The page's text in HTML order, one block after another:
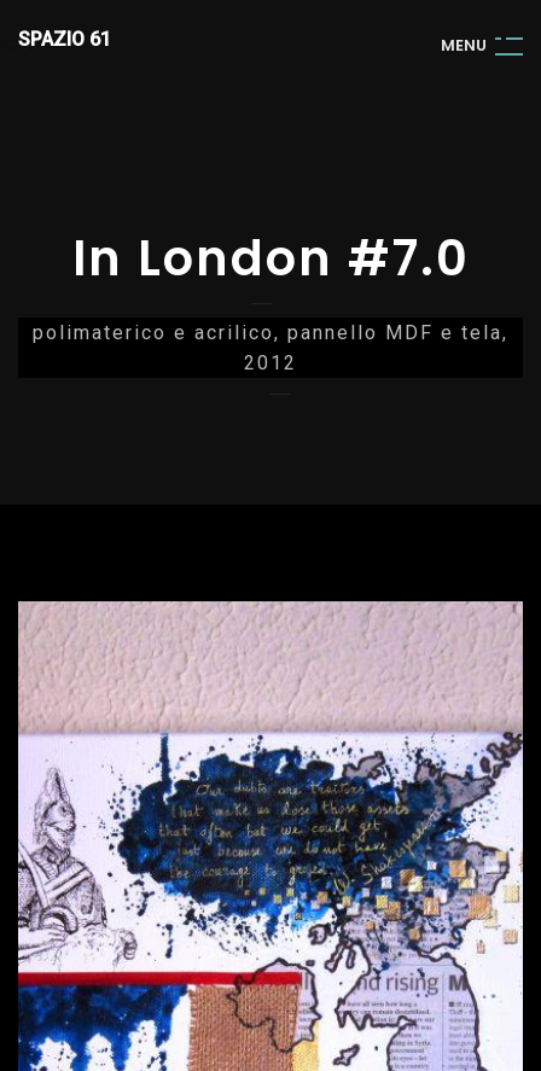
SPAZIO 61 MENU
In London #7.0
polimaterico e acrilico, pannello MDF e tela,
2012